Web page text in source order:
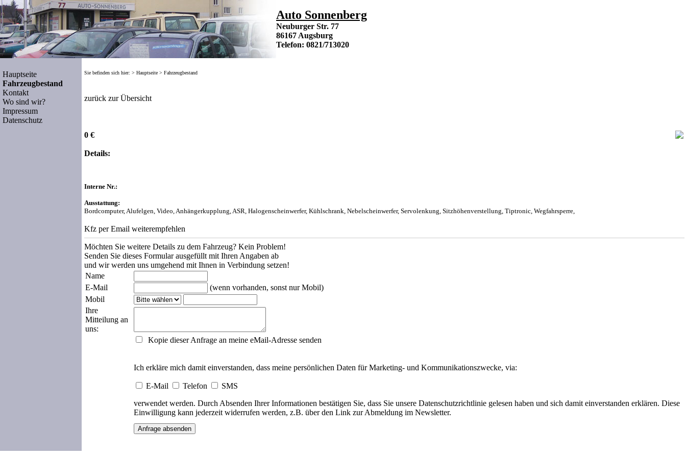
Auto Sonnenberg
Neuburger Str. 77
86167 Augsburg
Telefon: 0821/713020
Hauptseite
Fahrzeugbestand
Kontakt
Wo sind wir?
Impressum
Datenschutz
Sie befinden sich hier: > Hauptseite > Fahrzeugbestand
zurück zur Übersicht
0 €
Details:
Interne Nr.:
Ausstattung:
Bordcomputer, Alufelgen, Video, Anhängerkupplung, ASR, Halogenscheinwerfer, Kühlschrank, Nebelscheinwerfer, Servolenkung, Sitzhöhenverstellung, Tiptronic, Wegfahrsperre,
Kfz per Email weiterempfehlen
Möchten Sie weitere Details zu dem Fahrzeug? Kein Problem!
Senden Sie dieses Formular ausgefüllt mit Ihren Angaben ab
und wir werden uns umgehend mit Ihnen in Verbindung setzen!
Name
E-Mail
(wenn vorhanden, sonst nur Mobil)
Mobil
Ihre
Mitteilung an
uns:
Kopie dieser Anfrage an meine eMail-Adresse senden
Ich erkläre mich damit einverstanden, dass meine persönlichen Daten für Marketing- und Kommunikationszwecke, via:
E-Mail Telefon
SMS
verwendet werden. Durch Absenden Ihrer Informationen bestätigen Sie, dass Sie unsere Datenschutzrichtlinie gelesen haben und sich damit einverstanden erklären. Diese
Einwilligung kann jederzeit widerrufen werden, z.B. über den Link zur Abmeldung im Newsletter.